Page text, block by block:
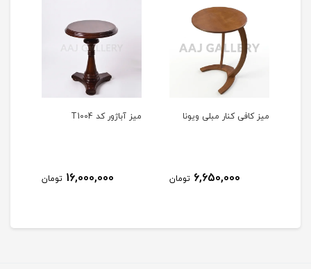
میز کافی کنار مبلی ویونا
6,650,000 تومان
میز آباژور کد T1004
16,000,000 تومان